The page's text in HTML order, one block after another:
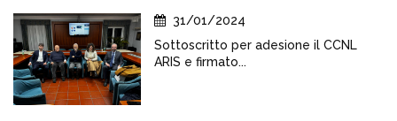
31/01/2024
Sottoscritto per adesione il CCNL
ARIS e firmato...